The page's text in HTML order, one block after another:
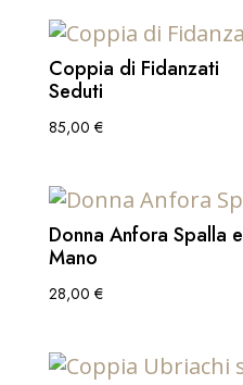
Coppia di Fidanzati
Seduti
85,00 €
Donna Anfora Spalla e
Mano
28,00 €